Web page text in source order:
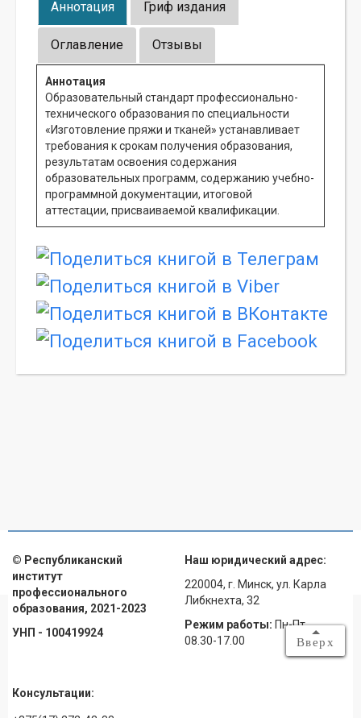
Аннотация Гриф издания
Оглавление Отзывы
Аннотация
Образовательный стандарт профессионально-
технического образования по специальности
«Изготовление пряжи и тканей» устанавливает
требования к срокам получения образования,
результатам освоения содержания
образовательных программ, содержанию учебно-
программной документации, итоговой
аттестации, присваиваемой квалификации.
Вверх
© Республиканский
институт
профессионального
образования, 2021-2023
УНП - 100419924
Наш юридический адрес:
220004, г. Минск, ул. Карла
Либкнехта, 32
Режим работы: Пн-Пт
08.30-17.00
Консультации: